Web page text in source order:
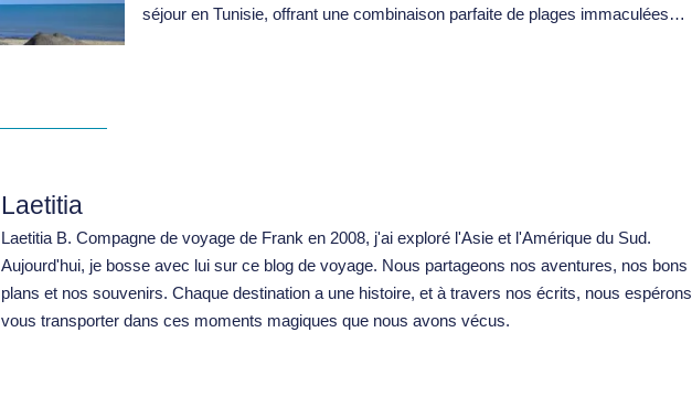
séjour en Tunisie, offrant une combinaison parfaite de plages immaculées…
Laetitia
Laetitia B. Compagne de voyage de Frank en 2008, j'ai exploré l'Asie et l'Amérique du Sud.
Aujourd'hui, je bosse avec lui sur ce blog de voyage. Nous partageons nos aventures, nos bons
plans et nos souvenirs. Chaque destination a une histoire, et à travers nos écrits, nous espérons
vous transporter dans ces moments magiques que nous avons vécus.